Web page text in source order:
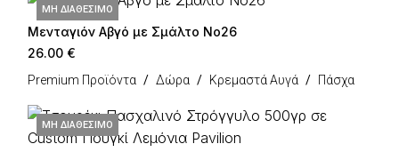
ΜΗ ΔΙΑΘΈΣΙΜΟ
Μενταγιόν Αβγό με Σμάλτο Νο26
26.00 €
Premium Προϊόντα Δώρα Κρεμαστά Αυγά Πάσχα
ΜΗ ΔΙΑΘΈΣΙΜΟ